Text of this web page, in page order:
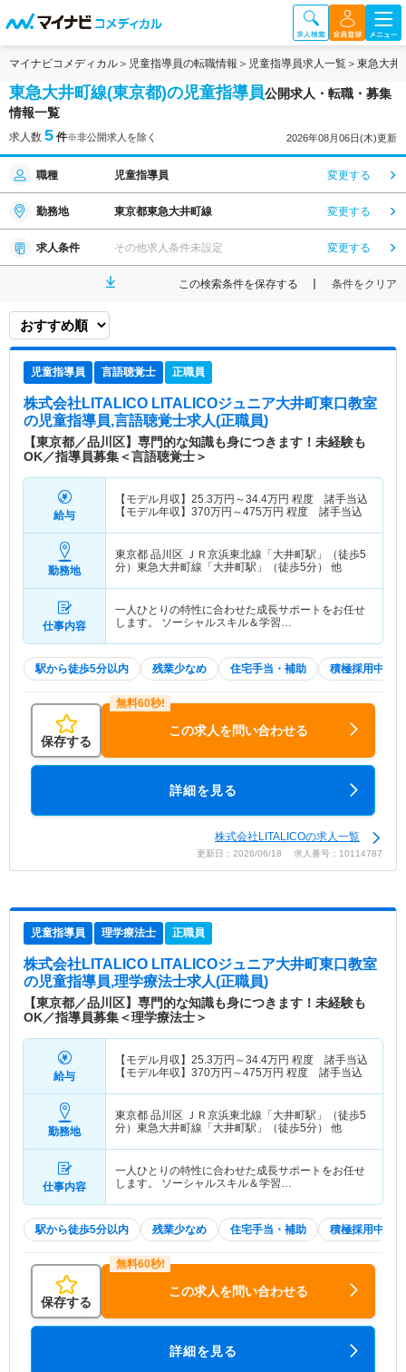
マイナビコメディカル 児童指導員の転職情報 児童指導員求人一覧 東急大井
東急大井町線(東京都)の児童指導員公開求人・転職・募集
情報一覧
求人数 5 件※非公開求人を除く 2026年08月06日(木)更新
職種 児童指導員 変更する
勤務地 東京都東急大井町線 変更する
求人条件 その他求人条件未設定 変更する
この検索条件を保存する 条件をクリア
児童指導員 言語聴覚士 正職員
株式会社LITALICO LITALICOジュニア大井町東口教室
の児童指導員,言語聴覚士求人(正職員)
【東京都／品川区】専門的な知識も身につきます！未経験も
OK／指導員募集＜言語聴覚士＞
給与
【モデル月収】 25.3万円～34.4万円 程度 諸手当込
【モデル年収】 370万円～475万円 程度 諸手当込
勤務地
東京都 品川区 ＪＲ京浜東北線「大井町駅」（徒歩5
分）東急大井町線「大井町駅」（徒歩5分） 他
仕事内容
一人ひとりの特性に合わせた成長サポートをお任せ
します。 ソーシャルスキル＆学習…
駅から徒歩5分以内 残業少なめ 住宅手当・補助 積極採用中
保存する
この求人を問い合わせる
詳細を見る
株式会社LITALICOの求人一覧
更新日：2026/06/18 求人番号：10114787
児童指導員 理学療法士 正職員
株式会社LITALICO LITALICOジュニア大井町東口教室
の児童指導員,理学療法士求人(正職員)
【東京都／品川区】専門的な知識も身につきます！未経験も
OK／指導員募集＜理学療法士＞
給与
【モデル月収】 25.3万円～34.4万円 程度 諸手当込
【モデル年収】 370万円～475万円 程度 諸手当込
勤務地
東京都 品川区 ＪＲ京浜東北線「大井町駅」（徒歩5
分）東急大井町線「大井町駅」（徒歩5分） 他
仕事内容
一人ひとりの特性に合わせた成長サポートをお任せ
します。 ソーシャルスキル＆学習…
駅から徒歩5分以内 残業少なめ 住宅手当・補助 積極採用中
保存する
この求人を問い合わせる
詳細を見る